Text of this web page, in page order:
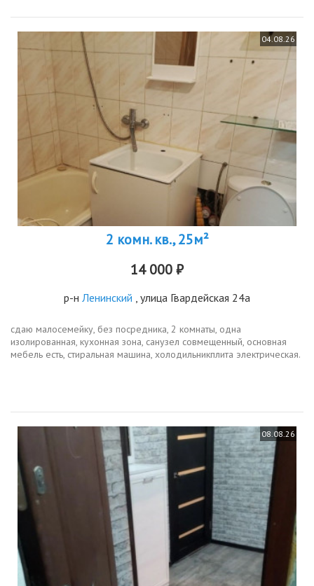
04.08.26
2 комн. кв., 25м²
14 000 ₽
р-н Ленинский , улица Гвардейская 24а
сдаю малосемейку, без посредника, 2 комнаты, одна
изолированная, кухонная зона, санузел совмещенный, основная
мебель есть, стиральная машина, холодильникплита электрическая.
08.08.26